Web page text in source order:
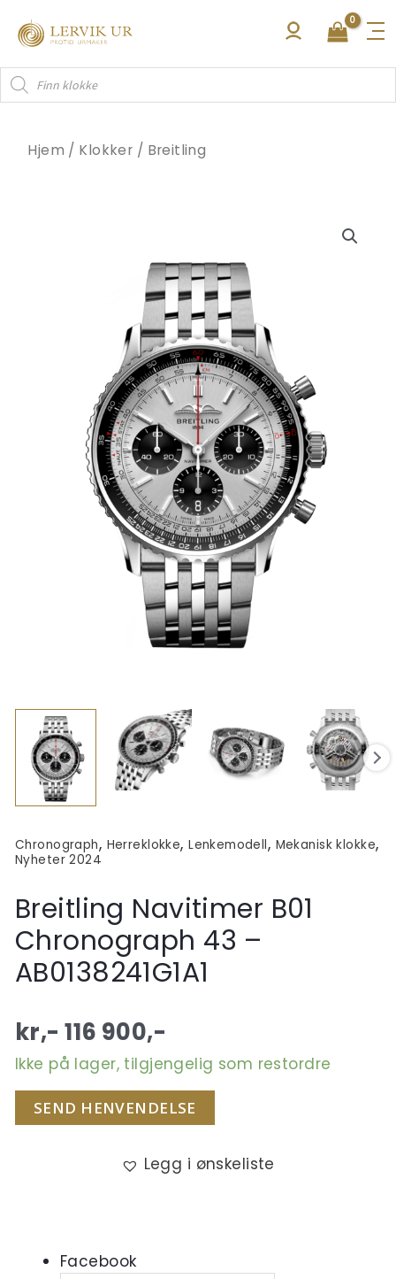
rett
innholdet
Products
search
Hjem / Klokker / Breitling
Chronograph, Herreklokke,Lenkemodell, Mekanisk klokke,
Nyheter 2024
Breitling Navitimer B01
Chronograph 43 –
AB0138241G1A1
kr,- 116 900,-
Ikke på lager, tilgjengelig som restordre
SEND HENVENDELSE
Legg i ønskeliste
Facebook